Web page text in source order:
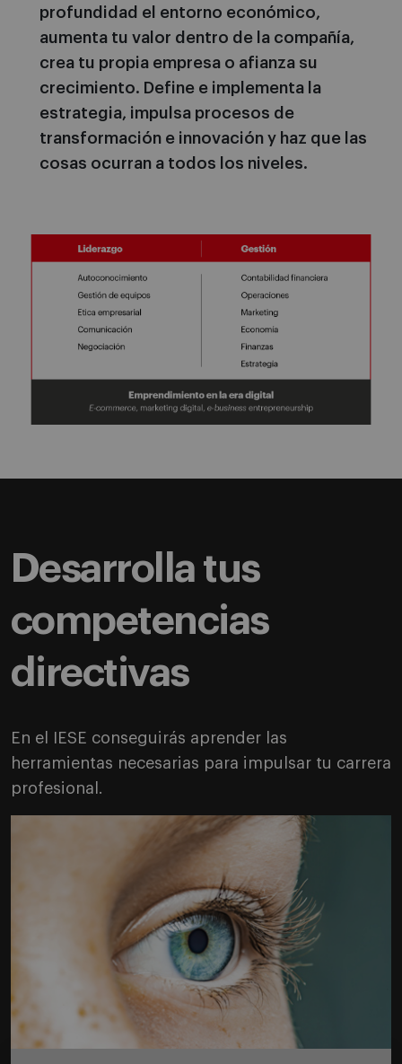
profundidad el entorno económico,
aumenta tu valor dentro de la compañía,
crea tu propia empresa o afianza su
crecimiento. Define e implementa la
estrategia, impulsa procesos de
transformación e innovación y haz que las
cosas ocurran a todos los niveles.
Desarrolla tus
competencias
directivas
En el IESE conseguirás aprender las
herramientas necesarias para impulsar tu carrera
profesional.